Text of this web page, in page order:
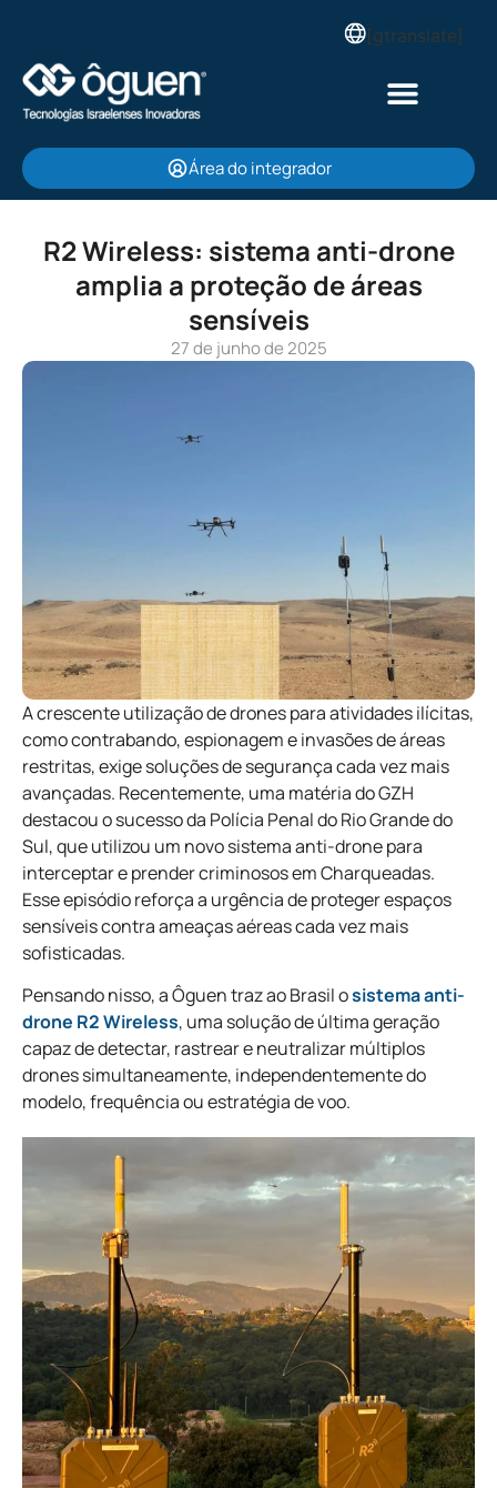
[gtranslate]
Área do integrador
R2 Wireless: sistema anti-drone
amplia a proteção de áreas
sensíveis
27 de junho de 2025
A crescente utilização de drones para atividades ilícitas,
como contrabando, espionagem e invasões de áreas
restritas, exige soluções de segurança cada vez mais
avançadas. Recentemente, uma matéria do GZH
destacou o sucesso da Polícia Penal do Rio Grande do
Sul, que utilizou um novo sistema anti-drone para
interceptar e prender criminosos em Charqueadas.
Esse episódio reforça a urgência de proteger espaços
sensíveis contra ameaças aéreas cada vez mais
sofisticadas.
Pensando nisso, a Ôguen traz ao Brasil osistema anti-
drone R2 Wireless, uma solução de última geração
capaz de detectar, rastrear e neutralizar múltiplos
drones simultaneamente, independentemente do
modelo, frequência ou estratégia de voo.